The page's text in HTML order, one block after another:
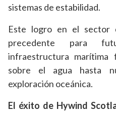
sistemas de estabilidad.
Este logro en el sector
precedente para
infraestructura marítima
sobre el agua hasta
exploración oceánica.
El éxito de Hywind